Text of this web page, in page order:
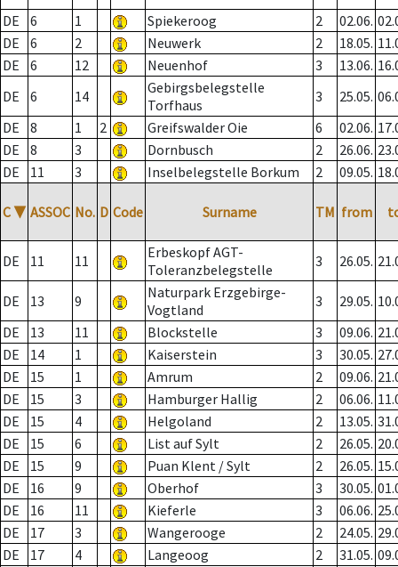
DE
6 1 Spiekeroog 2 02.06.
DE
6 2 Neuwerk 2 18.05.
DE
6 12 Neuenhof 3 13.06.
DE
6 14
Gebirgsbelegstelle
Torfhaus
3 25.05.
DE
8 1 2 Greifswalder Oie 6 02.06.
DE
8 3 Dornbusch 2 26.06.
DE
11 3 Inselbelegstelle Borkum 2 09.05.
C ▼ ASSOC No. D Code Surname TM from
DE 11 11
Erbeskopf AGT-
Toleranzbelegstelle
3 26.05.
DE 13 9
Naturpark Erzgebirge-
Vogtland
3 29.05.
DE
13 11 Blockstelle 3 09.06.
DE
14 1 Kaiserstein 3 30.05.
DE
15 1 Amrum 2 09.06.
DE
15 3 Hamburger Hallig 2 06.06.
DE
15 4 Helgoland 2 13.05.
DE
15 6 List auf Sylt 2 26.05.
DE
15 9 Puan Klent / Sylt 2 26.05.
DE
16 9 Oberhof 3 30.05.
DE
16 11 Kieferle 3 06.06.
DE
17 3 Wangerooge 2 24.05.
DE
17 4 Langeoog 2 31.05.